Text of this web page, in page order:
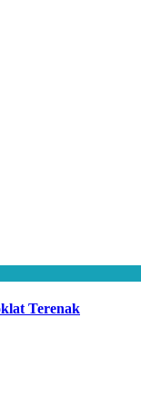
Terenak